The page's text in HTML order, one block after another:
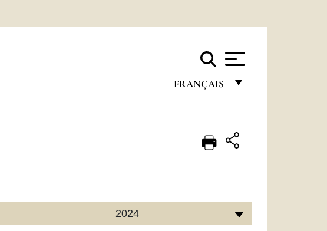
FRANÇAIS
ITALIANO
ESPAÑOL
2024